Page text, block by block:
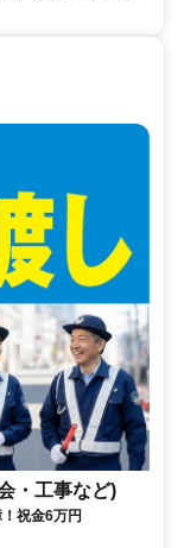
・工事など)
祝金6万円